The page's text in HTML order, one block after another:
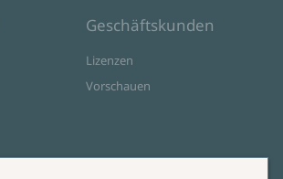
Geschäftskunden
Lizenzen
Vorschauen